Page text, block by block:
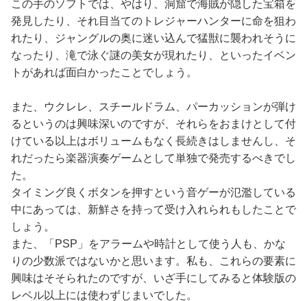
この手のソフトでは、やはり、洞窟で海賊が隠した宝箱を
発見したり、それ目当てのトレジャーハンターに命を狙わ
れたり、ジャングルの奥に迷い込んで猛獣に襲われそうに
なったり、滝で泳ぐ謎の美女が現れたり、といったイベン
トがあれば面白かったことでしょう。
また、ウクレレ、スチールドラム、パーカッションが弾け
るというのは興味深いのですが、それらをおまけとして付
けている以上はボリュームもなく長続きはしませんし、そ
れだったら楽器演奏ゲームとして単独で発売するべきでし
た。
タイミング良くボタンを押すという音ゲーが氾濫している
中にあっては、新鮮さを持って受け入れられもしたことで
しょう。
また、「PSP」をアラームや時計として使う人も、かな
りの少数派ではないかと思います。私も、これらの要素に
興味はそそられたのですが、いざ手にしてみると体験版の
レベル以上には使わずじまいでした。